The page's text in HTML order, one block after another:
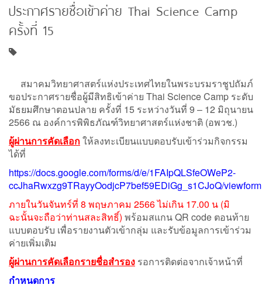
ประกาศรายชื่อเข้าค่าย Thai Science Camp
ครั้งที่ 15
สมาคมวิทยาศาสตร์แห่งประเทศไทยในพระบรมราชูปถัมภ์
ขอประกาศรายชื่อผู้มีสิทธิเข้าค่าย Thai Science Camp ระดับ
มัธยมศึกษาตอนปลาย ครั้งที่ 15 ระหว่างวันที่ 9 – 12 มิถุนายน
2566 ณ องค์การพิพิธภัณฑ์วิทยาศาสตร์แห่งชาติ (อพวช.)
ผู้ผ่านการคัดเลือกให้ลงทะเบียนแบบตอบรับเข้าร่วมกิจกรรม
ได้ที่
https://docs.google.com/forms/d/e/1FAIpQLSfeOWeP2-
ccJhaRwxzg9TRayyOodjcP7bef59EDiGg_s1CJoQ/viewform
ภายในวันจันทร์ที่ 8 พฤษภาคม 2566 ไม่เกิน 17.00 น (มิ
ฉะนั้นจะถือว่าท่านสละสิทธิ์) พร้อมสแกน QR code ตอนท้าย
แบบตอบรับ เพื่อรายงานตัวเข้ากลุ่ม และรับข้อมูลการเข้าร่วม
ค่ายเพิ่มเติม
ผู้ผ่านการคัดเลือกรายชื่อสำรอง รอการติดต่อจากเจ้าหน้าที่
กำหนดการ